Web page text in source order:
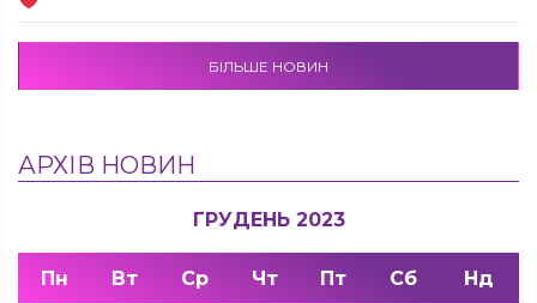
БІЛЬШЕ НОВИН
АРХІВ НОВИН
ГРУДЕНЬ 2023
Пн Вт Ср Чт Пт Сб Нд